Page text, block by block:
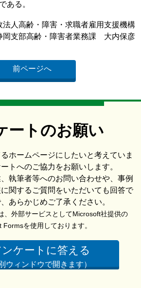
ある。
法人高齢・障害・求職者雇用支援機構
齢・障害者業務課 大内保彦
前ページへ
ートのお願い
ホームページにしたいと考えていま
トへのご協力をお願いします。
執筆者等へのお問い合わせや、事例
関するご質問をいただいても回答で
あらかじめご了承ください。
、外部サービスとしてMicrosoft社提供の
Formsを使用しております。
ンケートに答える
別ウィンドウで開きます）